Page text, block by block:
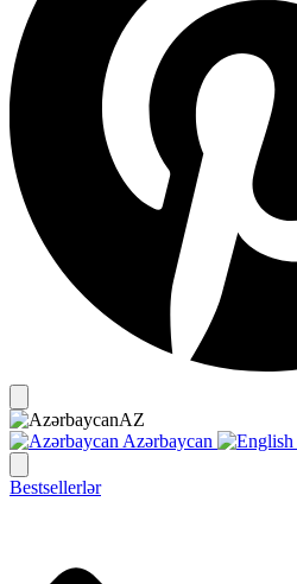
AZ
Azərbaycan
Bestsellerlər